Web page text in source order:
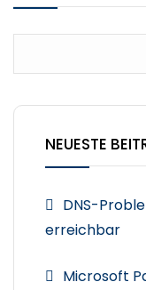
NEUESTE
DNS-
erreichbar
Microsoft